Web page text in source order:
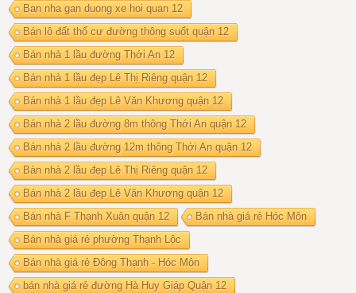
Ban nha gan duong xe hoi quan 12
Bán lô đất thổ cư đường thông suốt quận 12
Bán nhà 1 lầu đường Thới An 12
Bán nhà 1 lầu đẹp Lê Thị Riêng quận 12
Bán nhà 1 lầu đẹp Lê Văn Khương quận 12
Bán nhà 2 lầu đường 8m thông Thới An quận 12
Bán nhà 2 lầu đường 12m thông Thới An quận 12
Bán nhà 2 lầu đẹp Lê Thị Riêng quận 12
Bán nhà 2 lầu đẹp Lê Văn Khương quận 12
Bán nhà F Thạnh Xuân quận 12
Bán nhà giá rẻ Hóc Môn
Bán nhà giá rẻ phường Thạnh Lộc
Bán nhà giá rẻ Đông Thạnh - Hóc Môn
bán nhà giá rẻ đường Hà Huy Giáp Quận 12